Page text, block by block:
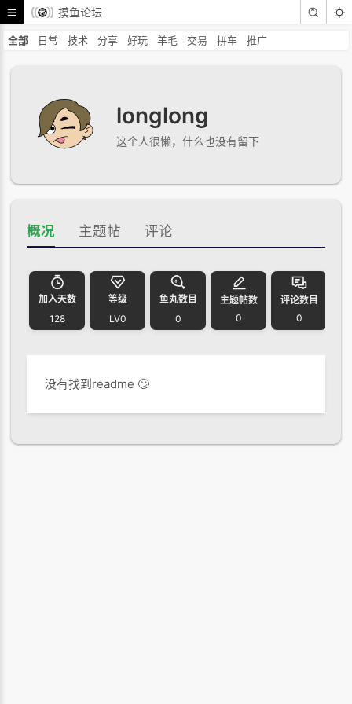
摸鱼论坛
全部 日常 技术 分享 好玩 羊毛 交易 拼车 推广
longlong
这个人很懒，什么也没有留下
概况 主题帖 评论
加入天数
128
等级
LV0
鱼丸数目
0
主题帖数
0
评论数目
0
没有找到readme 🙄